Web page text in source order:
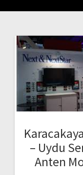
– Uydu
Anten